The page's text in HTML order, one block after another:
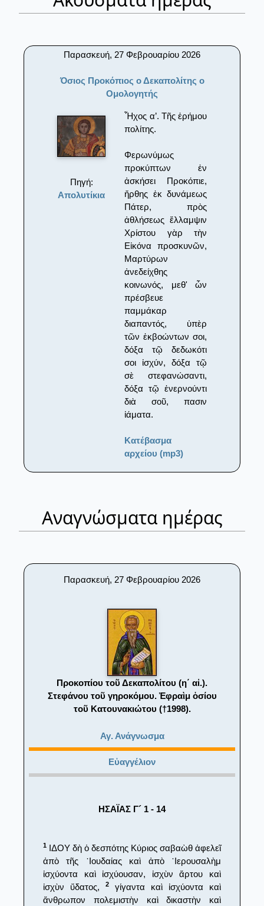
Παρασκευή, 27 Φεβρουαρίου 2026
Όσιος Προκόπιος ο Δεκαπολίτης ο
Ομολογητής
Πηγή:
Απολυτίκια
Ἦχος α’. Τῆς ἐρήμου
πολίτης.
Φερωνύμως
προκύπτων ἐν
ἀσκήσει Προκόπιε,
ἤρθης ἐκ δυνάμεως
Πάτερ, πρὸς
ἀθλήσεως ἔλλαμψιν
Χρίστου γὰρ τὴν
Εἰκόνα προσκυνῶν,
Μαρτύρων
ἀνεδείχθης
κοινωνός, μεθ' ὧν
πρέσβευε
παμμάκαρ
διαπαντός, ὑπὲρ
τῶν ἐκβοώντων σοι,
δόξα τῷ δεδωκότι
σοι ἰσχύν, δόξα τῷ
σὲ στεφανώσαντι,
δόξα τῷ ἐνερνούντι
διὰ σοῦ, πασιν
ἰάματα.
Κατέβασμα
αρχείου (mp3)
Αναγνώσματα ημέρας
Παρασκευή, 27 Φεβρουαρίου 2026
Προκοπίου τοῦ Δεκαπολίτου (η΄ αἰ.).
Στεφάνου τοῦ γηροκόμου. Ἐφραὶμ ὁσίου
τοῦ Κατουνακιώτου (†1998).
Αγ. Ανάγνωσμα
Εὐαγγέλιον
ΗΣΑΪΑΣ Γ´ 1 - 14
1 ΙΔΟΥ δὴ ὁ δεσπότης Κύριος σαβαὼθ ἀφελεῖ
ἀπὸ τῆς ᾿Ιουδαίας καὶ ἀπὸ ῾Ιερουσαλὴμ
ἰσχύοντα καὶ ἰσχύουσαν, ἰσχὺν ἄρτου καὶ
ἰσχὺν ὕδατος,
2
γίγαντα καὶ ἰσχύοντα καὶ
ἄνθρωπον πολεμιστὴν καὶ δικαστὴν καὶ